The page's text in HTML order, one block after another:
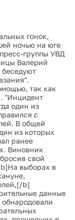
гонок,
ночью на юге
группы УВД
Валерий
так как
"Инцидент
один из
с
В общей
из которых
ранее
Виновник
свой
выборах в
b]
данные